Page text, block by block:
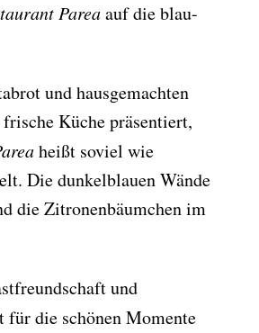
Pareaauf die blau-
und hausgemachten
Küche präsentiert,
heißt soviel wie
Die dunkelblauen Wände
die Zitronenbäumchen im
und
für die schönen Momente